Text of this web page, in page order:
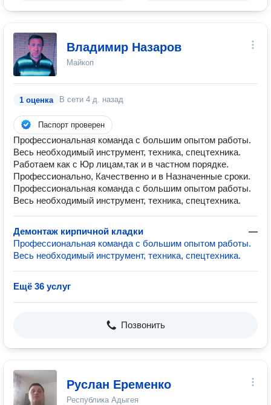
Владимир Назаров
Майкоп
1 оценка В сети 4 д. назад
Паспорт проверен
Профессиональная команда с большим опытом работы.
Весь необходимый инструмент, техника, спецтехника.
Работаем как с Юр лицам,так и в частном порядке.
Профессионально, Качественно и в Назначенные сроки.
Профессиональная команда с большим опытом работы.
Весь необходимый инструмент, техника, спецтехника.
Демонтаж кирпичной кладки
—
Профессиональная команда с большим опытом работы.
Весь необходимый инструмент, техника, спецтехника.
Ещё 36 услуг
Позвонить
Руслан Еременко
Республика Адыгея